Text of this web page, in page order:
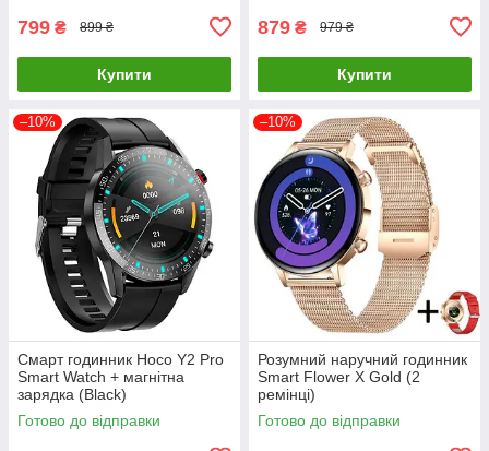
799 ₴ 899 ₴
Купити
879 ₴ 979 ₴
Купити
–10%
Смарт годинник Hoco Y2 Pro
Smart Watch + магнітна
зарядка (Black)
Готово до відправки
–10%
Розумний наручний годинник
Smart Flower X Gold (2
ремінці)
Готово до відправки